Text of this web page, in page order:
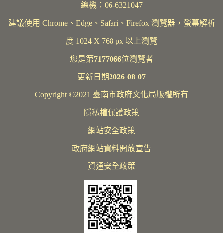
總機：06-6321047
建議使用 Chrome、Edge、Safari、Firefox 瀏覽器，螢幕解析
度 1024 X 768 px 以上瀏覽
您是第7177066位瀏覽者
更新日期2026-08-07
Copyright ©2021 臺南市政府文化局版權所有
隱私權保護政策
網站安全政策
政府網站資料開放宣告
資通安全政策